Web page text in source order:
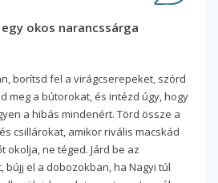
okos narancssárga
borítsd fel a virágcserepeket, szórd
meg a bútorokat, és intézd úgy, hogy
a hibás mindenért. Törd össze a
csillárokat, amikor rivális macskád
okolja, ne téged. Járd be az
el a dobozokban, ha Nagyi túl